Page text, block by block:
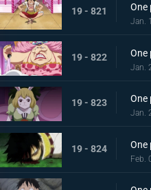
19 - 821
Jan.
19 - 822
Jan.
19 - 823
Jan.
19 - 824
Feb.